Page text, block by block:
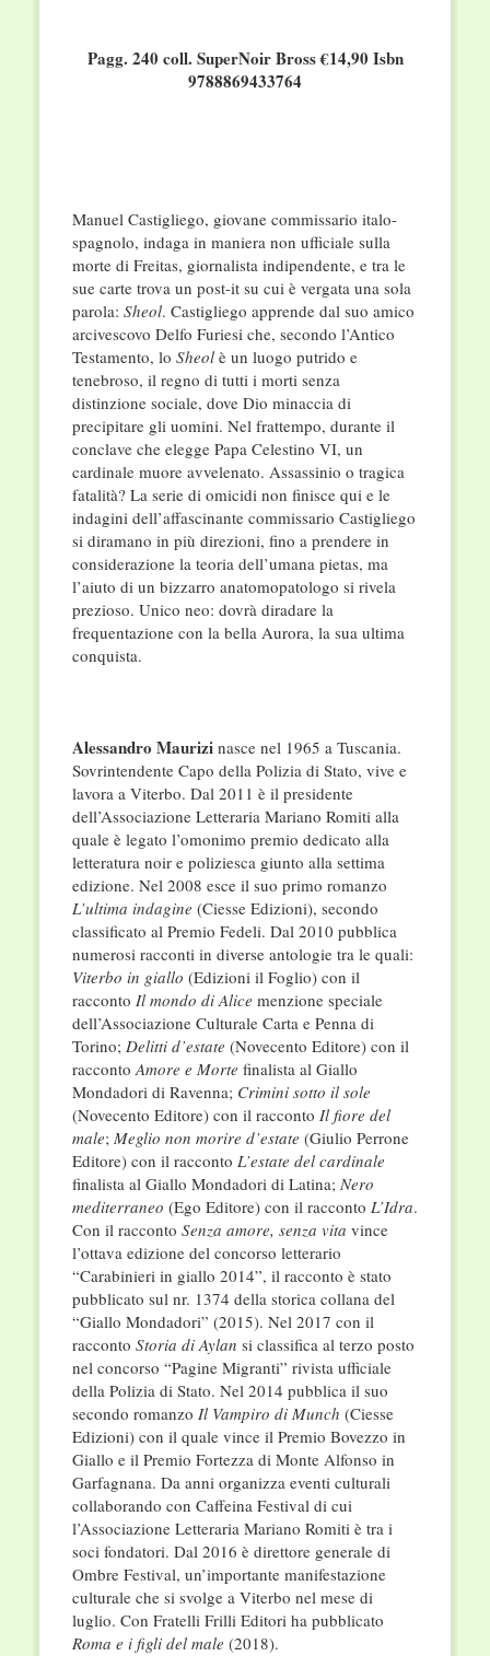
Pagg. 240 coll. SuperNoir Bross €14,90 Isbn
9788869433764
Manuel Castigliego, giovane commissario italo-
spagnolo, indaga in maniera non ufficiale sulla
morte di Freitas, giornalista indipendente, e tra le
sue carte trova un post-it su cui è vergata una sola
parola: Sheol. Castigliego apprende dal suo amico
arcivescovo Delfo Furiesi che, secondo l’Antico
Testamento, lo Sheol è un luogo putrido e
tenebroso, il regno di tutti i morti senza
distinzione sociale, dove Dio minaccia di
precipitare gli uomini. Nel frattempo, durante il
conclave che elegge Papa Celestino VI, un
cardinale muore avvelenato. Assassinio o tragica
fatalità? La serie di omicidi non finisce qui e le
indagini dell’affascinante commissario Castigliego
si diramano in più direzioni, fino a prendere in
considerazione la teoria dell’umana pietas, ma
l’aiuto di un bizzarro anatomopatologo si rivela
prezioso. Unico neo: dovrà diradare la
frequentazione con la bella Aurora, la sua ultima
conquista.
Alessandro Maurizi nasce nel 1965 a Tuscania.
Sovrintendente Capo della Polizia di Stato, vive e
lavora a Viterbo. Dal 2011 è il presidente
dell’Associazione Letteraria Mariano Romiti alla
quale è legato l’omonimo premio dedicato alla
letteratura noir e poliziesca giunto alla settima
edizione. Nel 2008 esce il suo primo romanzo
L’ultima indagine (Ciesse Edizioni), secondo
classificato al Premio Fedeli. Dal 2010 pubblica
numerosi racconti in diverse antologie tra le quali:
Viterbo in giallo (Edizioni il Foglio) con il
racconto Il mondo di Alice menzione speciale
dell’Associazione Culturale Carta e Penna di
Torino; Delitti d’estate (Novecento Editore) con il
raccontoAmore e Morte finalista al Giallo
Mondadori di Ravenna; Crimini sotto il sole
(Novecento Editore) con il racconto Il fiore del
male; Meglio non morire d’estate (Giulio Perrone
Editore) con il racconto L’estate del cardinale
finalista al Giallo Mondadori di Latina; Nero
mediterraneo (Ego Editore) con il racconto L’Idra.
Con il racconto Senza amore, senza vita vince
l’ottava edizione del concorso letterario
“Carabinieri in giallo 2014”, il racconto è stato
pubblicato sul nr. 1374 della storica collana del
“Giallo Mondadori” (2015). Nel 2017 con il
racconto Storia di Aylan si classifica al terzo posto
nel concorso “Pagine Migranti” rivista ufficiale
della Polizia di Stato. Nel 2014 pubblica il suo
secondo romanzo Il Vampiro di Munch (Ciesse
Edizioni) con il quale vince il Premio Bovezzo in
Giallo e il Premio Fortezza di Monte Alfonso in
Garfagnana. Da anni organizza eventi culturali
collaborando con Caffeina Festival di cui
l’Associazione Letteraria Mariano Romiti è tra i
soci fondatori. Dal 2016 è direttore generale di
Ombre Festival, un’importante manifestazione
culturale che si svolge a Viterbo nel mese di
luglio. Con Fratelli Frilli Editori ha pubblicato
Roma e i figli del male (2018).